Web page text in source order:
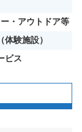
・アウトドア等
体験施設）
ビス